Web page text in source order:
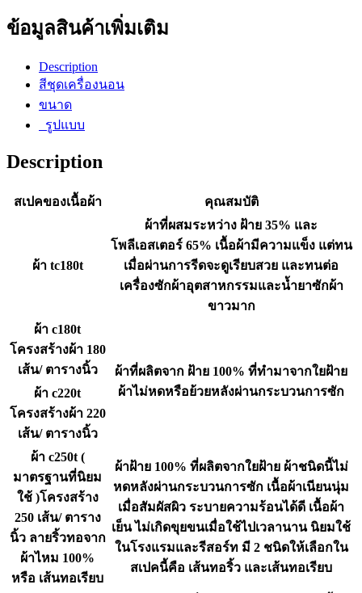
ข้อมูลสินค้าเพิ่มเติม
Description
สีชุดเครื่องนอน
ขนาด
รูปแบบ
Description
สเปคของเนื้อผ้า คุณสมบัติ
ผ้า tc180t
ผ้าที่ผสมระหว่าง ฝ้าย 35% และ
โพลีเอสเตอร์ 65% เนื้อผ้ามีความแข็ง แต่ทน
เมื่อผ่านการรีดจะดูเรียบสวย และทนต่อ
เครื่องซักผ้าอุตสาหกรรมและน้ำยาซักผ้า
ขาวมาก
ผ้า c180t
โครงสร้างผ้า 180
เส้น/ ตารางนิ้ว
ผ้าที่ผลิตจาก ฝ้าย 100% ที่ทำมาจากใยฝ้าย
ผ้าไม่หดหรือย้วยหลังผ่านกระบวนการซัก
ผ้า c220t
โครงสร้างผ้า 220
เส้น/ ตารางนิ้ว
ผ้า c250t (
มาตรฐานที่นิยม
ใช้ )โครงสร้าง
250 เส้น/ ตาราง
นิ้ว ลายริ้วทอจาก
ผ้าไหม 100%
หรือ เส้นทอเรียบ
ผ้าฝ้าย 100% ที่ผลิตจากใยฝ้าย ผ้าชนิดนี้ไม่
หดหลังผ่านกระบวนการซัก เนื้อผ้าเนียนนุ่ม
เมื่อสัมผัสผิว ระบายความร้อนได้ดี เนื้อผ้า
เย็น ไม่เกิดขุยขนเมื่อใช้ไปเวลานาน นิยมใช้
ในโรงแรมและรีสอร์ท มี 2 ชนิดให้เลือกใน
สเปคนี้คือ เส้นทอริ้ว และเส้นทอเรียบ